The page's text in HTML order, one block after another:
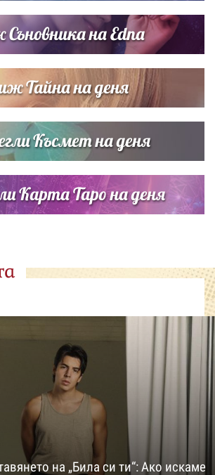
на Edna
Тайна на деня
Късмет на деня
Карта Таро на деня
на „Била си ти“: Ако искаме